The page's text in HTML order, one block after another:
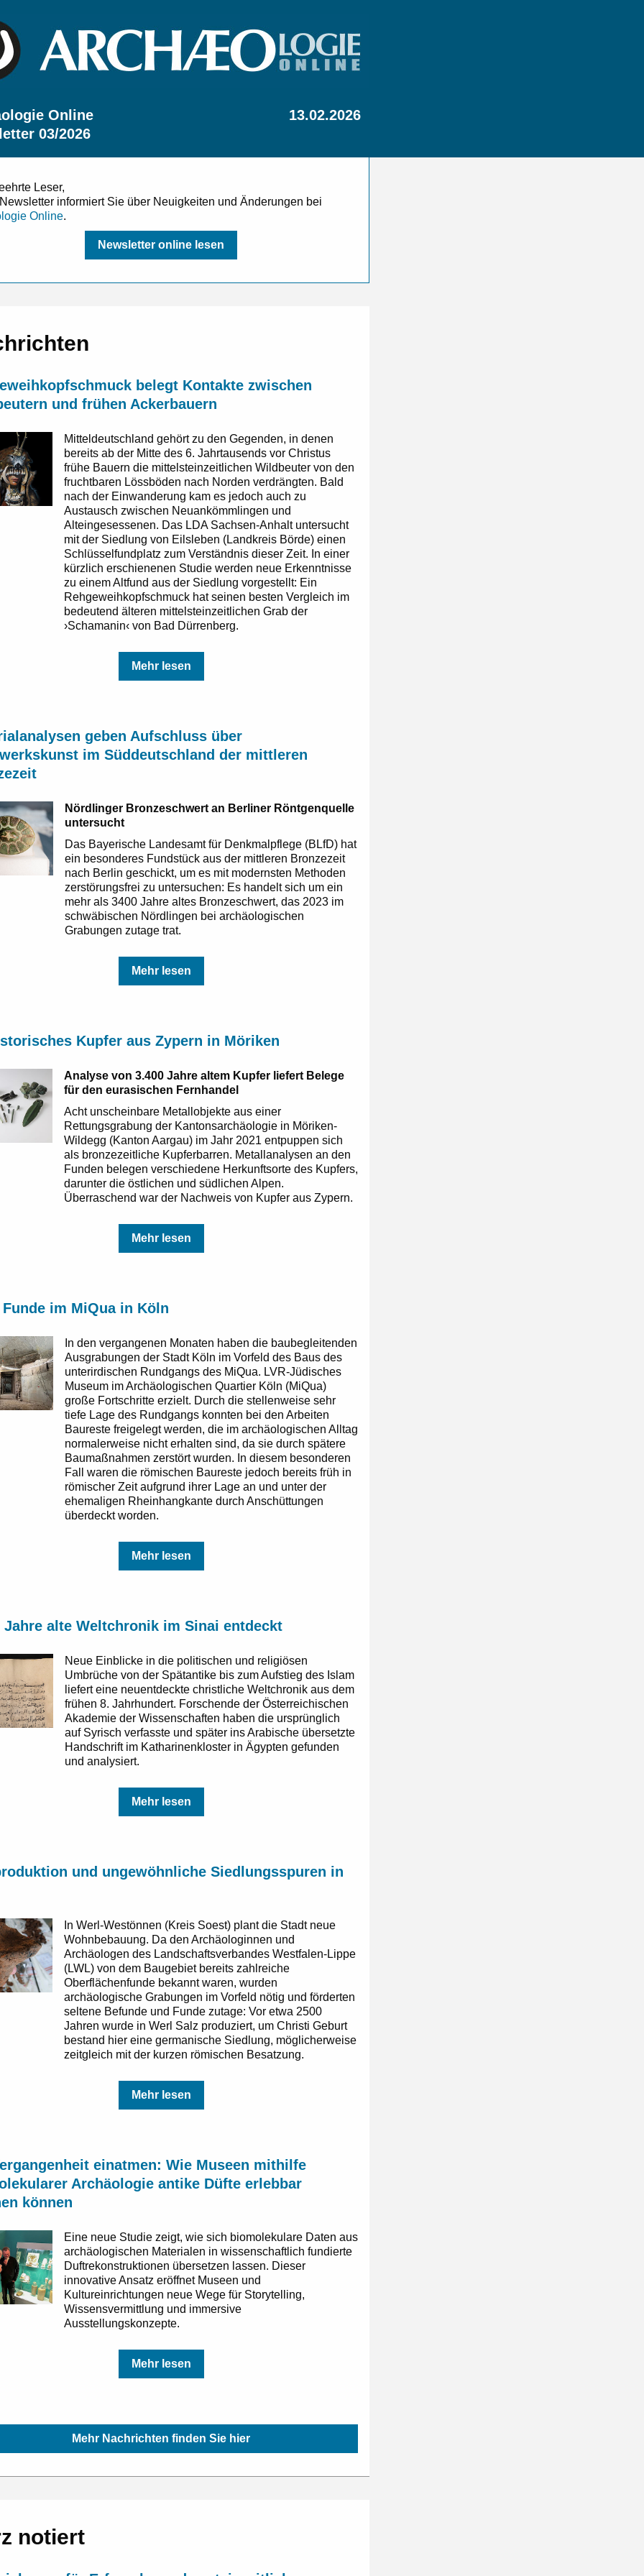
Online
03/2026
13.02.2026
Leser,
informiert Sie über Neuigkeiten und Änderungen bei
Online.
Newsletter online lesen
belegt Kontakte zwischen
und frühen Ackerbauern
Mitteldeutschland gehört zu den Gegenden, in denen
bereits ab der Mitte des 6. Jahrtausends vor Christus
frühe Bauern die mittelsteinzeitlichen Wildbeuter von den
fruchtbaren Lössböden nach Norden verdrängten. Bald
nach der Einwanderung kam es jedoch auch zu
Austausch zwischen Neuankömmlingen und
Alteingesessenen. Das LDA Sachsen-Anhalt untersucht
mit der Siedlung von Eilsleben (Landkreis Börde) einen
Schlüsselfundplatz zum Verständnis dieser Zeit. In einer
kürzlich erschienenen Studie werden neue Erkenntnisse
zu einem Altfund aus der Siedlung vorgestellt: Ein
Rehgeweihkopfschmuck hat seinen besten Vergleich im
bedeutend älteren mittelsteinzeitlichen Grab der
›Schamanin‹ von Bad Dürrenberg.
Mehr lesen
geben Aufschluss über
im Süddeutschland der mittleren
Nördlinger Bronzeschwert an Berliner Röntgenquelle
untersucht
Das Bayerische Landesamt für Denkmalpflege (BLfD) hat
ein besonderes Fundstück aus der mittleren Bronzezeit
nach Berlin geschickt, um es mit modernsten Methoden
zerstörungsfrei zu untersuchen: Es handelt sich um ein
mehr als 3400 Jahre altes Bronzeschwert, das 2023 im
schwäbischen Nördlingen bei archäologischen
Grabungen zutage trat.
Mehr lesen
Kupfer aus Zypern in Möriken
Analyse von 3.400 Jahre altem Kupfer liefert Belege
für den eurasischen Fernhandel
Acht unscheinbare Metallobjekte aus einer
Rettungsgrabung der Kantonsarchäologie in Möriken-
Wildegg (Kanton Aargau) im Jahr 2021 entpuppen sich
als bronzezeitliche Kupferbarren. Metallanalysen an den
Funden belegen verschiedene Herkunftsorte des Kupfers,
darunter die östlichen und südlichen Alpen.
Überraschend war der Nachweis von Kupfer aus Zypern.
Mehr lesen
Funde im MiQua in Köln
In den vergangenen Monaten haben die baubegleitenden
Ausgrabungen der Stadt Köln im Vorfeld des Baus des
unterirdischen Rundgangs des MiQua. LVR-Jüdisches
Museum im Archäologischen Quartier Köln (MiQua)
große Fortschritte erzielt. Durch die stellenweise sehr
tiefe Lage des Rundgangs konnten bei den Arbeiten
Baureste freigelegt werden, die im archäologischen Alltag
normalerweise nicht erhalten sind, da sie durch spätere
Baumaßnahmen zerstört wurden. In diesem besonderen
Fall waren die römischen Baureste jedoch bereits früh in
römischer Zeit aufgrund ihrer Lage an und unter der
ehemaligen Rheinhangkante durch Anschüttungen
überdeckt worden.
Mehr lesen
Jahre alte Weltchronik im Sinai entdeckt
Neue Einblicke in die politischen und religiösen
Umbrüche von der Spätantike bis zum Aufstieg des Islam
liefert eine neuentdeckte christliche Weltchronik aus dem
frühen 8. Jahrhundert. Forschende der Österreichischen
Akademie der Wissenschaften haben die ursprünglich
auf Syrisch verfasste und später ins Arabische übersetzte
Handschrift im Katharinenkloster in Ägypten gefunden
und analysiert.
Mehr lesen
und ungewöhnliche Siedlungsspuren in
In Werl-Westönnen (Kreis Soest) plant die Stadt neue
Wohnbebauung. Da den Archäologinnen und
Archäologen des Landschaftsverbandes Westfalen-Lippe
(LWL) von dem Baugebiet bereits zahlreiche
Oberflächenfunde bekannt waren, wurden
archäologische Grabungen im Vorfeld nötig und förderten
seltene Befunde und Funde zutage: Vor etwa 2500
Jahren wurde in Werl Salz produziert, um Christi Geburt
bestand hier eine germanische Siedlung, möglicherweise
zeitgleich mit der kurzen römischen Besatzung.
Mehr lesen
einatmen: Wie Museen mithilfe
Archäologie antike Düfte erlebbar
können
Eine neue Studie zeigt, wie sich biomolekulare Daten aus
archäologischen Materialen in wissenschaftlich fundierte
Duftrekonstruktionen übersetzen lassen. Dieser
innovative Ansatz eröffnet Museen und
Kultureinrichtungen neue Wege für Storytelling,
Wissensvermittlung und immersive
Ausstellungskonzepte.
Mehr lesen
Mehr Nachrichten finden Sie hier
notiert